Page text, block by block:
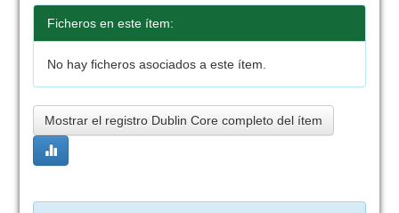
Ficheros en este ítem:
No hay ficheros asociados a este ítem.
Mostrar el registro Dublin Core completo del ítem